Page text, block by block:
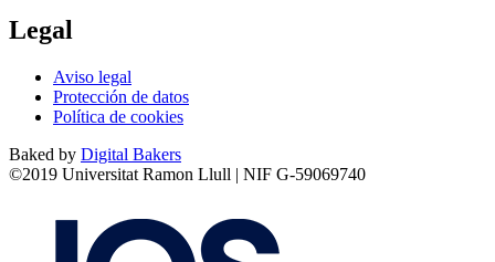
Legal
Aviso legal
Protección de datos
Política de cookies
Baked by Digital Bakers
©2019 Universitat Ramon Llull | NIF G-59069740